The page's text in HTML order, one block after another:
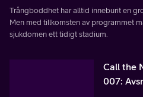
Trångboddhet har alltid inneburit en
Men med tillkomsten av programmet
sjukdomen ett tidigt stadium.
Call the
007: